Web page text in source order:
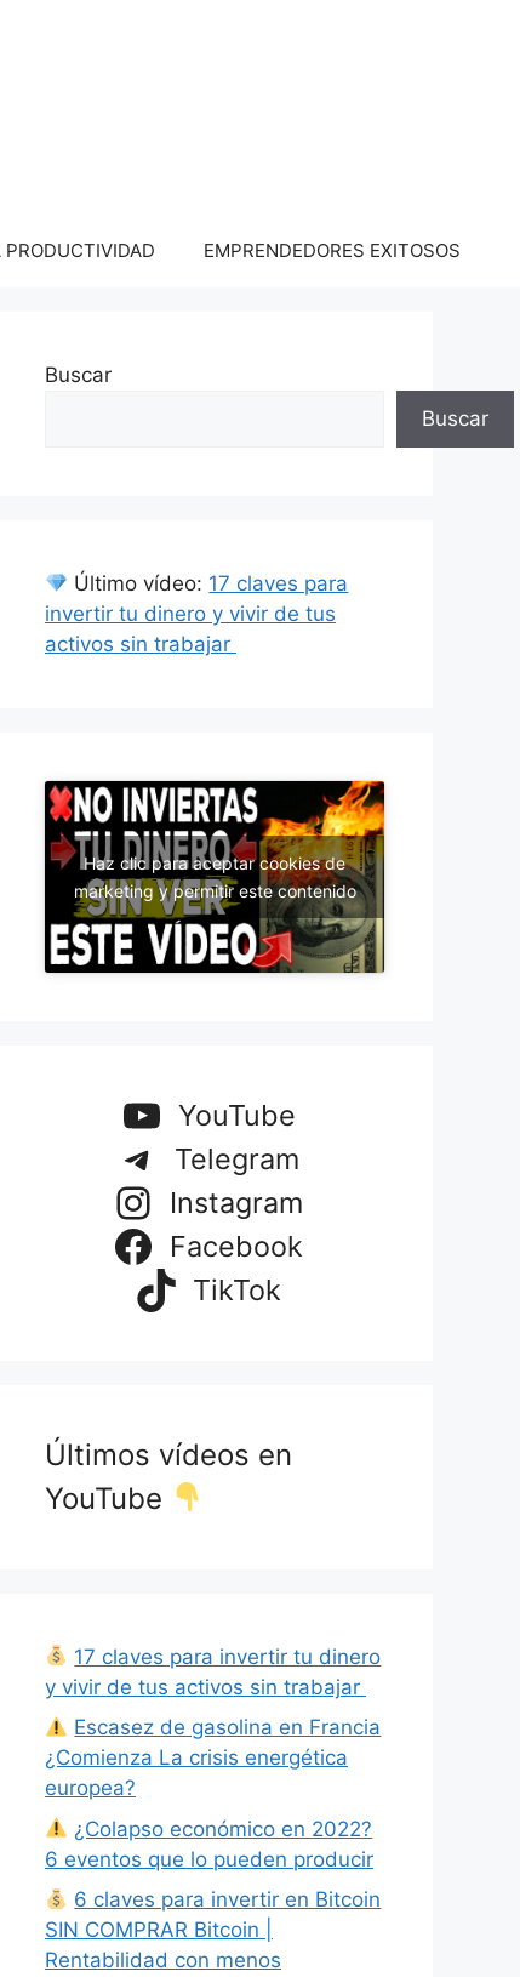
EMPRENDEDORES EXITOSOS
Buscar
Buscar
Último vídeo: 17 claves para
invertir tu dinero y vivir de tus
activos sin trabajar
Haz clic para aceptar cookies de
marketing y permitir este contenido
YouTube
Telegram
Instagram
Facebook
TikTok
Últimos vídeos en
YouTube
17 claves para invertir tu dinero
y vivir de tus activos sin trabajar
Escasez de gasolina en Francia
¿Comienza La crisis energética
europea?
¿Colapso económico en 2022?
6 eventos que lo pueden producir
6 claves para invertir en Bitcoin
SIN COMPRAR Bitcoin |
Rentabilidad con menos